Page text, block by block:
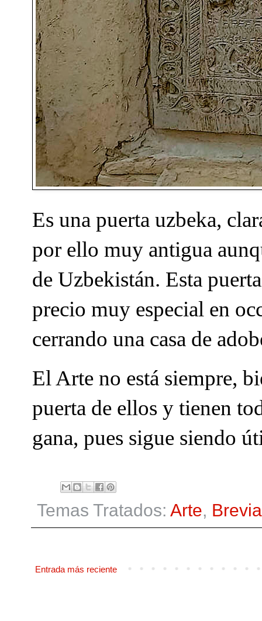
Es una puerta uzbeka,
por ello muy antigua
de Uzbekistán. Esta
precio muy especial en
cerrando una casa de
El Arte no está siempre,
puerta de ellos y tienen
gana, pues sigue siendo
Temas Tratados: Arte,
Entrada más reciente